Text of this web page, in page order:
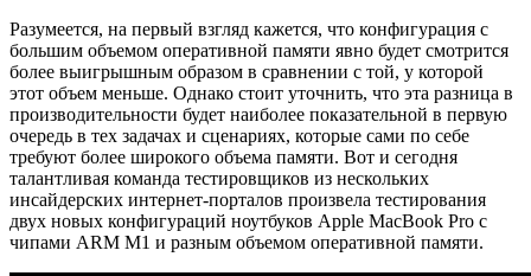
Разумеется, на первый взгляд кажется, что конфигурация с
большим объемом оперативной памяти явно будет смотрится
более выигрышным образом в сравнении с той, у которой
этот объем меньше. Однако стоит уточнить, что эта разница в
производительности будет наиболее показательной в первую
очередь в тех задачах и сценариях, которые сами по себе
требуют более широкого объема памяти. Вот и сегодня
талантливая команда тестировщиков из нескольких
инсайдерских интернет-порталов произвела тестирования
двух новых конфигураций ноутбуков Apple MacBook Pro с
чипами ARM M1 и разным объемом оперативной памяти.